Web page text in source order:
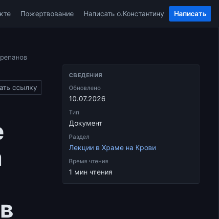
Пожертвование Написать о.Константину Написать
ссылку
СВЕДЕНИЯ
Обновлено
10.07.2026
Тип
Документ
Раздел
Лекции в Храме на Крови
Время чтения
1 мин чтения